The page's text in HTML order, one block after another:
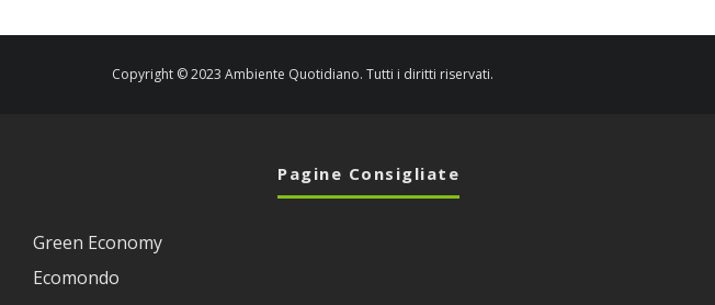
Copyright © 2023 Ambiente Quotidiano. Tutti i diritti riservati.
Pagine Consigliate
Green Economy
Ecomondo